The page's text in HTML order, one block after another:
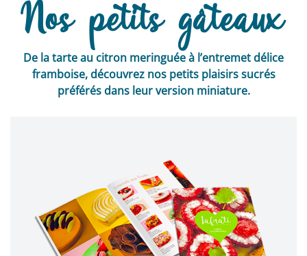
Nos petits gâteaux
De la tarte au citron meringuée à l’entremet délice
framboise, découvrez nos petits plaisirs sucrés
préférés dans leur version miniature.